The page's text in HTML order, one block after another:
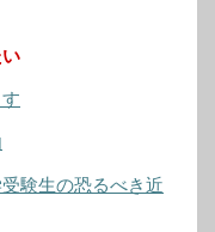
験生の恐るべき近